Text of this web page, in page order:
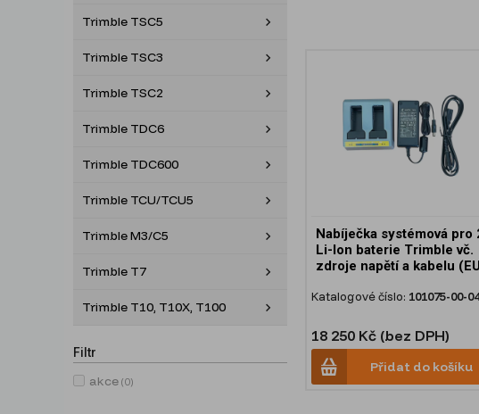
Trimble TSC5
Trimble TSC3
Trimble TSC2
Trimble TDC6
Trimble TDC600
Trimble TCU/TCU5
Trimble M3/C5
Trimble T7
Trimble T10, T10X, T100
Filtr
akce (0)
Nabíječka systémová pro
Li-Ion baterie Trimble vč.
zdroje napětí a kabelu
Katalogové číslo: 101075-00-04
18 250 Kč (bez DPH)
Přidat do košíku